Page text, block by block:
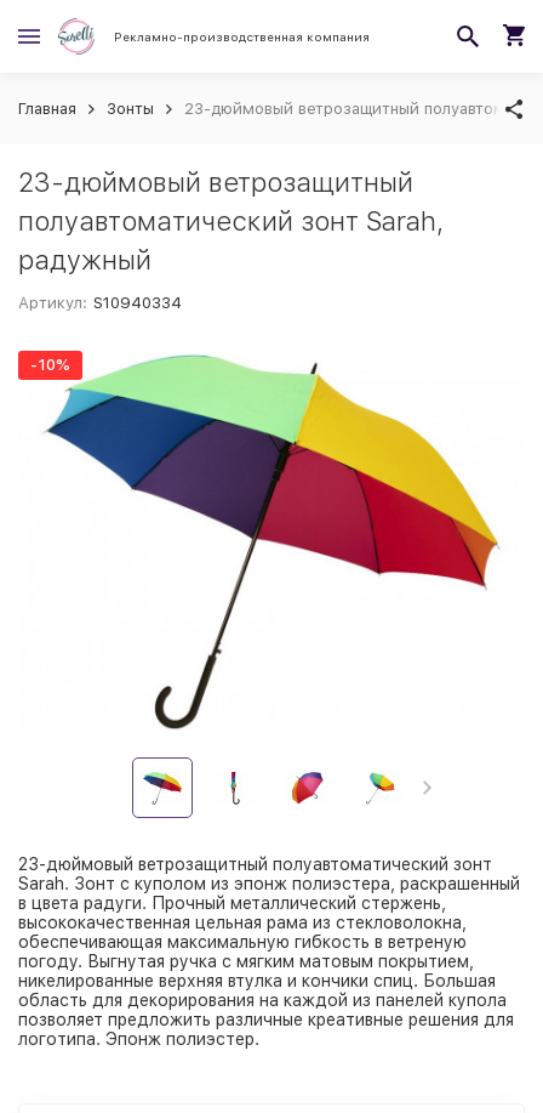
Рекламно-производственная компания
Главная Зонты 23-дюймовый ветрозащитный
23-дюймовый ветрозащитный
полуавтоматический зонт Sarah,
радужный
Артикул: S10940334
-10%
23-дюймовый ветрозащитный полуавтоматический зонт
Sarah. Зонт с куполом из эпонж полиэстера, раскрашенный
в цвета радуги. Прочный металлический стержень,
высококачественная цельная рама из стекловолокна,
обеспечивающая максимальную гибкость в ветреную
погоду. Выгнутая ручка с мягким матовым покрытием,
никелированные верхняя втулка и кончики спиц. Большая
область для декорирования на каждой из панелей купола
позволяет предложить различные креативные решения для
логотипа. Эпонж полиэстер.